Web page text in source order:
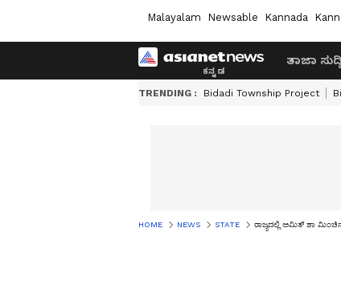
Malayalam Newsable Kannada
ತಾಜಾ ಸುದ್ದಿ
TRENDING : Bidadi Township Project
HOME NEWS STATE ರಾಜ್ಯದಲ್ಲಿ ಅಮಿತ್ ಶಾ